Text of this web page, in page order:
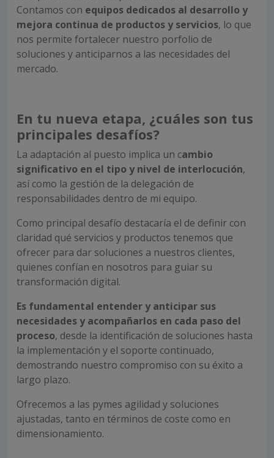
Contamos con equipos dedicados al desarrollo y
mejora continua de productos y servicios, lo que
nos permite fortalecer nuestro porfolio de
soluciones y anticiparnos a las necesidades del
mercado.
En tu nueva etapa, ¿cuáles son tus
principales desafíos?
La adaptación al puesto implica un cambio
significativo en el tipo y nivel de interlocución,
así como la gestión de la delegación de
responsabilidades dentro de mi equipo.
Como principal desafío destacaría el de definir con
claridad qué servicios y productos tenemos que
ofrecer para dar soluciones a nuestros clientes,
quienes confían en nosotros para guiar su
transformación digital.
Es fundamental entender y anticipar sus
necesidades y acompañarlos en cada paso del
proceso, desde la identificación de soluciones hasta
la implementación y el soporte continuado,
demostrando nuestro compromiso con su éxito a
largo plazo.
Ofrecemos a las pymes agilidad y soluciones
ajustadas, tanto en términos de coste como en
dimensionamiento.